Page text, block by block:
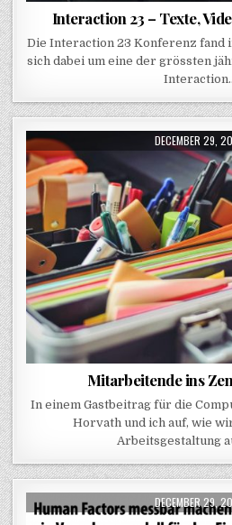
Interaction 23 – Texte,
Die Interaction 23 Konferenz fand
sich dabei um eine der grössten
PUBLISHED DATE:
DECEMBER 29,
Mitarbeitende ins
In einem Gastbeitrag für die
Horvath und ich auf, wie
Arbeitsgestaltung
PUBLISHED DATE:
DECEMBER 29,